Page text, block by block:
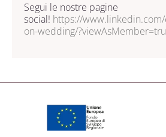
Segui le nostre pagine
social! https://
on-wedding/